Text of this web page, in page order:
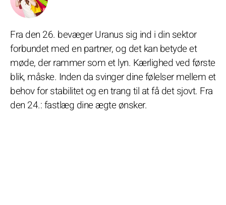
Fra den 26. bevæger Uranus sig ind i din sektor
forbundet med en partner, og det kan betyde et
møde, der rammer som et lyn. Kærlighed ved første
blik, måske. Inden da svinger dine følelser mellem et
behov for stabilitet og en trang til at få det sjovt. Fra
den 24.: fastlæg dine ægte ønsker.